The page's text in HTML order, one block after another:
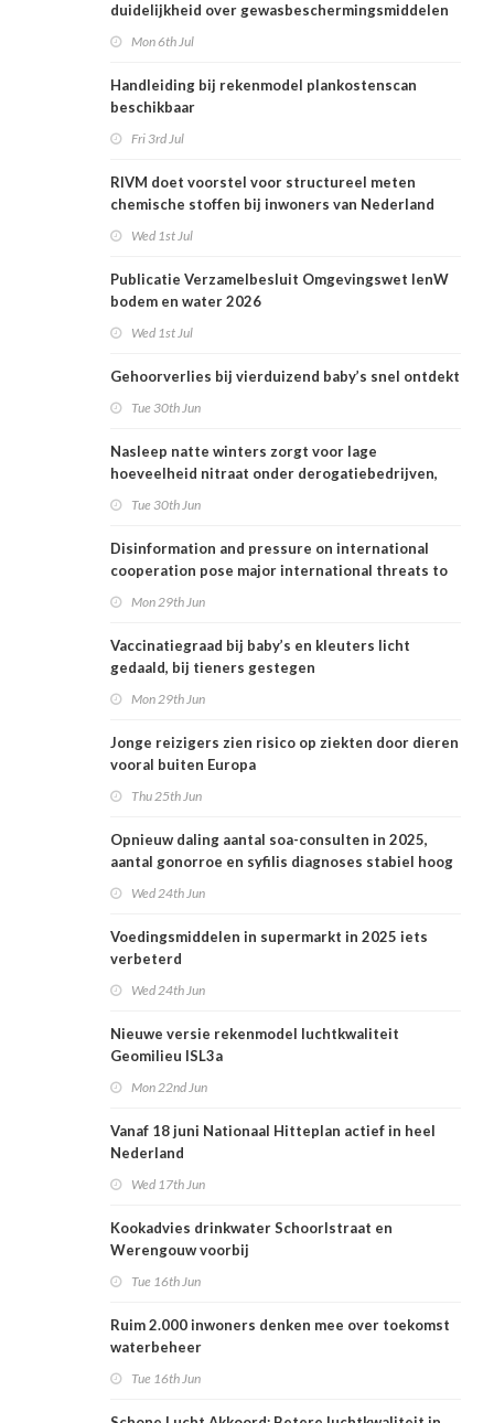
duidelijkheid over gewasbeschermingsmiddelen
Mon 6th Jul
Handleiding bij rekenmodel plankostenscan
beschikbaar
Fri 3rd Jul
RIVM doet voorstel voor structureel meten
chemische stoffen bij inwoners van Nederland
Wed 1st Jul
Publicatie Verzamelbesluit Omgevingswet IenW
bodem en water 2026
Wed 1st Jul
Gehoorverlies bij vierduizend baby’s snel ontdekt
Tue 30th Jun
Nasleep natte winters zorgt voor lage
hoeveelheid nitraat onder derogatiebedrijven,
Tue 30th Jun
Disinformation and pressure on international
cooperation pose major international threats to
Mon 29th Jun
Vaccinatiegraad bij baby’s en kleuters licht
gedaald, bij tieners gestegen
Mon 29th Jun
Jonge reizigers zien risico op ziekten door dieren
vooral buiten Europa
Thu 25th Jun
Opnieuw daling aantal soa-consulten in 2025,
aantal gonorroe en syfilis diagnoses stabiel hoog
Wed 24th Jun
Voedingsmiddelen in supermarkt in 2025 iets
verbeterd
Wed 24th Jun
Nieuwe versie rekenmodel luchtkwaliteit
Geomilieu ISL3a
Mon 22nd Jun
Vanaf 18 juni Nationaal Hitteplan actief in heel
Nederland
Wed 17th Jun
Kookadvies drinkwater Schoorlstraat en
Werengouw voorbij
Tue 16th Jun
Ruim 2.000 inwoners denken mee over toekomst
waterbeheer
Tue 16th Jun